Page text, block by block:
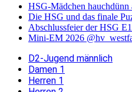
HSG-Mädchen hauchdünn
Die HSG und das finale
Abschlussfeier der HSG
Mini-EM 2026
D2-Jugend männlich
Damen 1
Herren 1